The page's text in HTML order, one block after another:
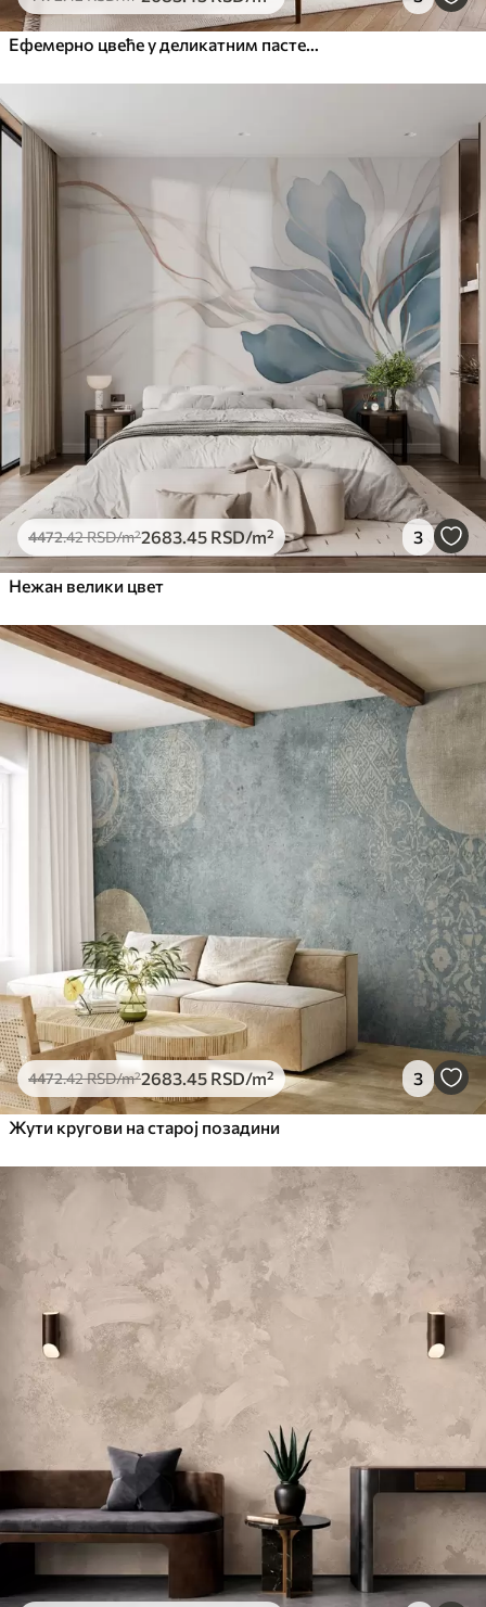
4472.42RSD/m²2683 .45 RSD/m² 3
Нежан велики цвет
4472.42RSD/m²2683 .45 RSD/m² 3
Жути кругови на старој позадини